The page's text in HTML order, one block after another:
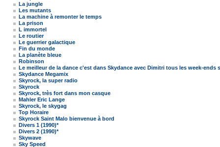
La jungle
Les mutants
La machine à remonter le temps
La prison
L immortel
Le routier
Le guerrier galactique
Fin du monde
La planète bleue
Robinson
Le meilleur de la dance c'est dans Skydance avec Dimitri tous les week-ends
Skydance Megamix
Skyrock, la super radio
Skyrock
Skyrock, très fort dans mon casque
Mahler Eric Lange
Skyrock, le skygag
Top Horaire
Skyrock Saint Malo bienvenue à bord
Divers 1 (1990)*
Divers 2 (1990)*
Skywave
Sky Speed